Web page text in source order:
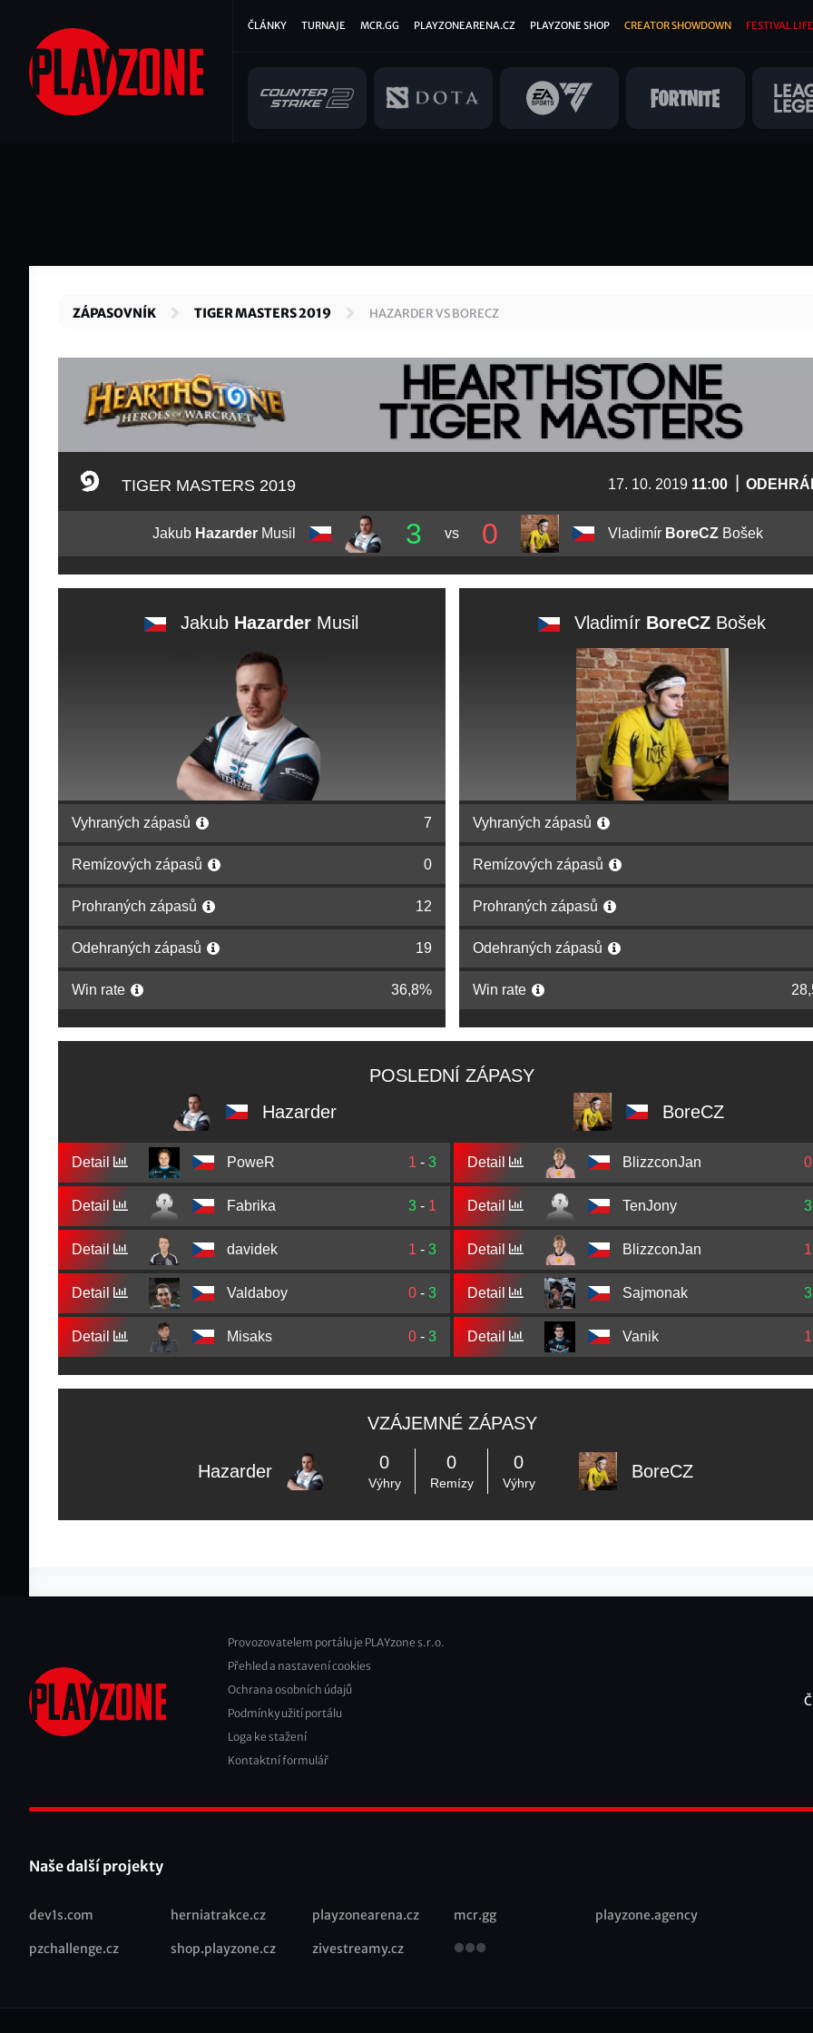
hlavnímu
obsahu
Hlavní
ČLÁNKY TURNAJE MCR.GG PLAYZONEARENA.CZ PLAYZONE SHOP CREATOR SHOWDOWN FESTIVAL
ZÁPASOVNÍK TIGER MASTERS 2019 HAZARDER VS BORECZ
TIGER MASTERS 2019 17. 10. 2019 11:00
Jakub Hazarder Musil 3 vs 0 Vladimír BoreCZ Bošek
Jakub Hazarder Musil
Vyhraných zápasů 7
Remízových zápasů 0
Prohraných zápasů 12
Odehraných zápasů 19
Win rate 36,8%
Vladimír BoreCZ Bošek
Vyhraných zápasů
Remízových zápasů
Prohraných zápasů
Odehraných zápasů
Win rate
POSLEDNÍ ZÁPASY
Hazarder
BoreCZ
Detail PoweR 1 - 3
Detail Fabrika 3 - 1
Detail davidek 1 - 3
Detail Valdaboy 0 - 3
Detail Misaks 0 - 3
Detail BlizzconJan 0
Detail TenJony 3
Detail BlizzconJan 1
Detail Sajmonak 3
Detail Vanik 1
VZÁJEMNÉ ZÁPASY
Hazarder 0
Výhry
0
Remízy
0
Výhry
BoreCZ
Footer
2
Provozovatelem portálu je PLAYzone s.r.o.
Přehled a nastavení cookies
Ochrana osobních údajů
Podmínky užití portálu
Loga ke stažení
Kontaktní formulář
Naše další projekty
Recommended
dev1s.com herniatrakce.cz playzonearena.cz mcr.gg playzone.agency
pzchallenge.cz shop.playzone.cz zivestreamy.cz